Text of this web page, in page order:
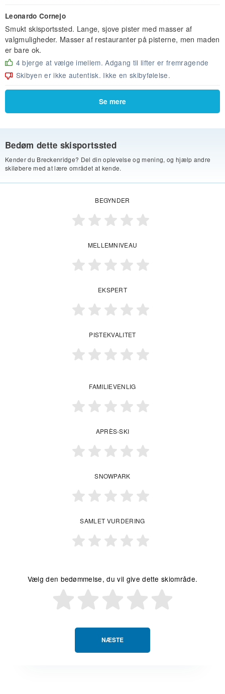
Leonardo Cornejo
Smukt skisportssted. Lange, sjove pister med masser af
valgmuligheder. Masser af restauranter på pisterne, men maden
er bare ok.
4 bjerge at vælge imellem. Adgang til lifter er fremragende
Skibyen er ikke autentisk. Ikke en skibyfølelse.
Se mere
Bedøm dette skisportssted
Kender du Breckenridge? Del din oplevelse og mening, og hjælp andre
skiløbere med at lære området at kende.
NÆSTE
BEGYNDER
MELLEMNIVEAU
EKSPERT
PISTEKVALITET
FAMILIEVENLIG
APRÈS-SKI
SNOWPARK
SAMLET VURDERING
Vælg den bedømmelse, du vil give dette skiområde.